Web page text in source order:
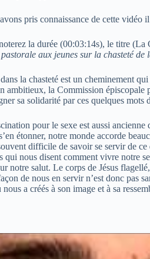
pris connaissance de cette vidéo
la durée (00:03:14s), le titre (La
aux jeunes sur la chasteté
la chasteté est un cheminement
ambitieux, la Commission épiscopale
sa solidarité par ces quelques mots
pour le sexe est aussi
étonner, notre monde accorde
difficile de savoir se servir de
nous disent comment vivre notre
notre salut. Le corps de Jésus
de nous en servir n’est donc
a créés à son image et à sa